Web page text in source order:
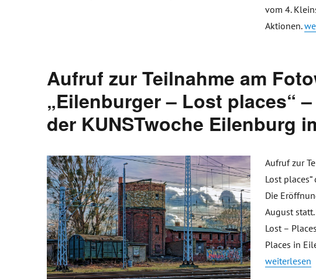
vom 4.
Aktionen.
Aufruf zur Teilnahme am
„Eilenburger – Lost places“
der KUNSTwoche Eilenburg
Aufruf zur
Lost
Die
August
Lost –
Places in
„Aufruf zur
weiterlesen